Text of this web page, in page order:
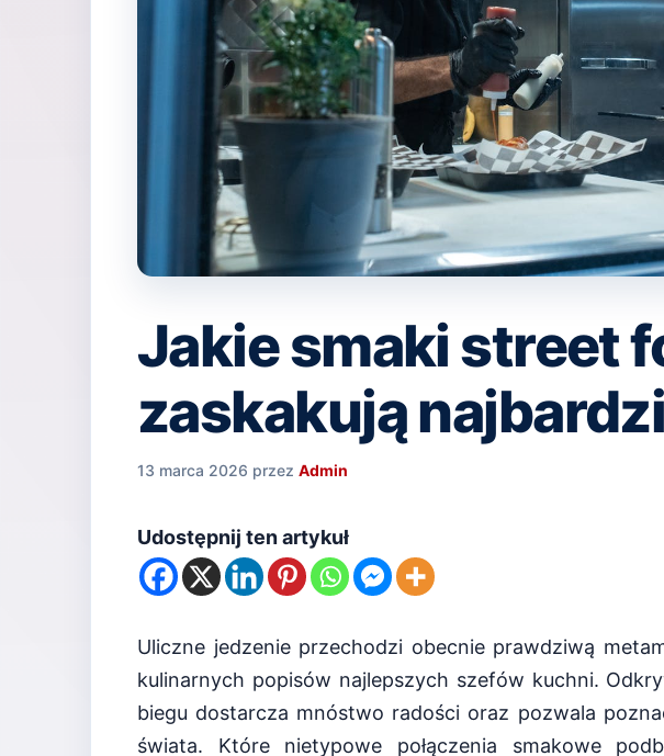
Jakie smaki street
zaskakują
13 marca 2026 przez Admin
Udostępnij ten artykuł
Uliczne jedzenie przechodzi obecnie prawdziwą
kulinarnych popisów najlepszych szefów kuchni.
biegu dostarcza mnóstwo radości oraz pozwala
świata. Które nietypowe połączenia smakowe